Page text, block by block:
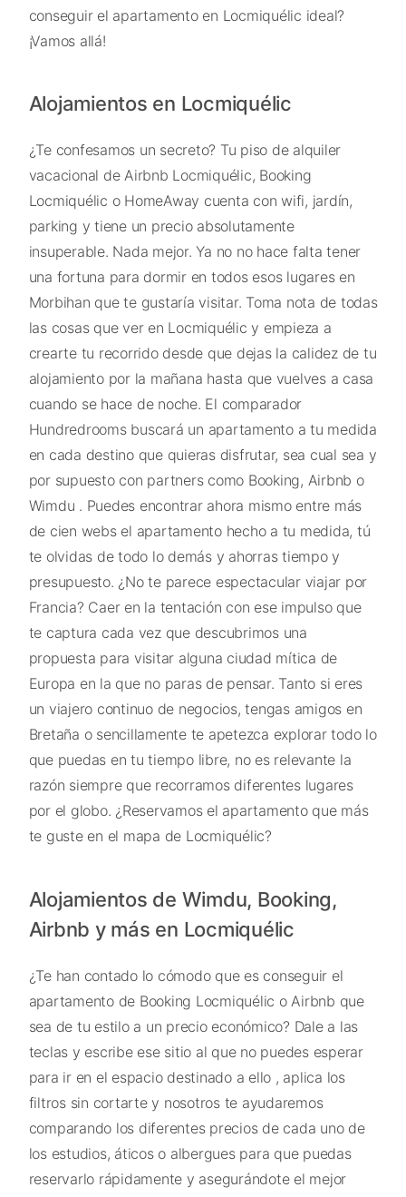
conseguir el apartamento en Locmiquélic ideal?
¡Vamos allá!
Alojamientos en Locmiquélic
¿Te confesamos un secreto? Tu piso de alquiler
vacacional de Airbnb Locmiquélic, Booking
Locmiquélic o HomeAway cuenta con wifi, jardín,
parking y tiene un precio absolutamente
insuperable. Nada mejor. Ya no no hace falta tener
una fortuna para dormir en todos esos lugares en
Morbihan que te gustaría visitar. Toma nota de todas
las cosas que ver en Locmiquélic y empieza a
crearte tu recorrido desde que dejas la calidez de tu
alojamiento por la mañana hasta que vuelves a casa
cuando se hace de noche. El comparador
Hundredrooms buscará un apartamento a tu medida
en cada destino que quieras disfrutar, sea cual sea y
por supuesto con partners como Booking, Airbnb o
Wimdu . Puedes encontrar ahora mismo entre más
de cien webs el apartamento hecho a tu medida, tú
te olvidas de todo lo demás y ahorras tiempo y
presupuesto. ¿No te parece espectacular viajar por
Francia? Caer en la tentación con ese impulso que
te captura cada vez que descubrimos una
propuesta para visitar alguna ciudad mítica de
Europa en la que no paras de pensar. Tanto si eres
un viajero continuo de negocios, tengas amigos en
Bretaña o sencillamente te apetezca explorar todo lo
que puedas en tu tiempo libre, no es relevante la
razón siempre que recorramos diferentes lugares
por el globo. ¿Reservamos el apartamento que más
te guste en el mapa de Locmiquélic?
Alojamientos de Wimdu, Booking,
Airbnb y más en Locmiquélic
¿Te han contado lo cómodo que es conseguir el
apartamento de Booking Locmiquélic o Airbnb que
sea de tu estilo a un precio económico? Dale a las
teclas y escribe ese sitio al que no puedes esperar
para ir en el espacio destinado a ello , aplica los
filtros sin cortarte y nosotros te ayudaremos
comparando los diferentes precios de cada uno de
los estudios, áticos o albergues para que puedas
reservarlo rápidamente y asegurándote el mejor